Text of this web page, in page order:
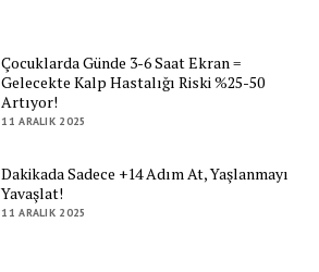
Çocuklarda Günde 3-6 Saat Ekran =
Gelecekte Kalp Hastalığı Riski %25-50
Artıyor!
11 ARALIK 2025
Dakikada Sadece +14 Adım At, Yaşlanmayı
Yavaşlat!
11 ARALIK 2025